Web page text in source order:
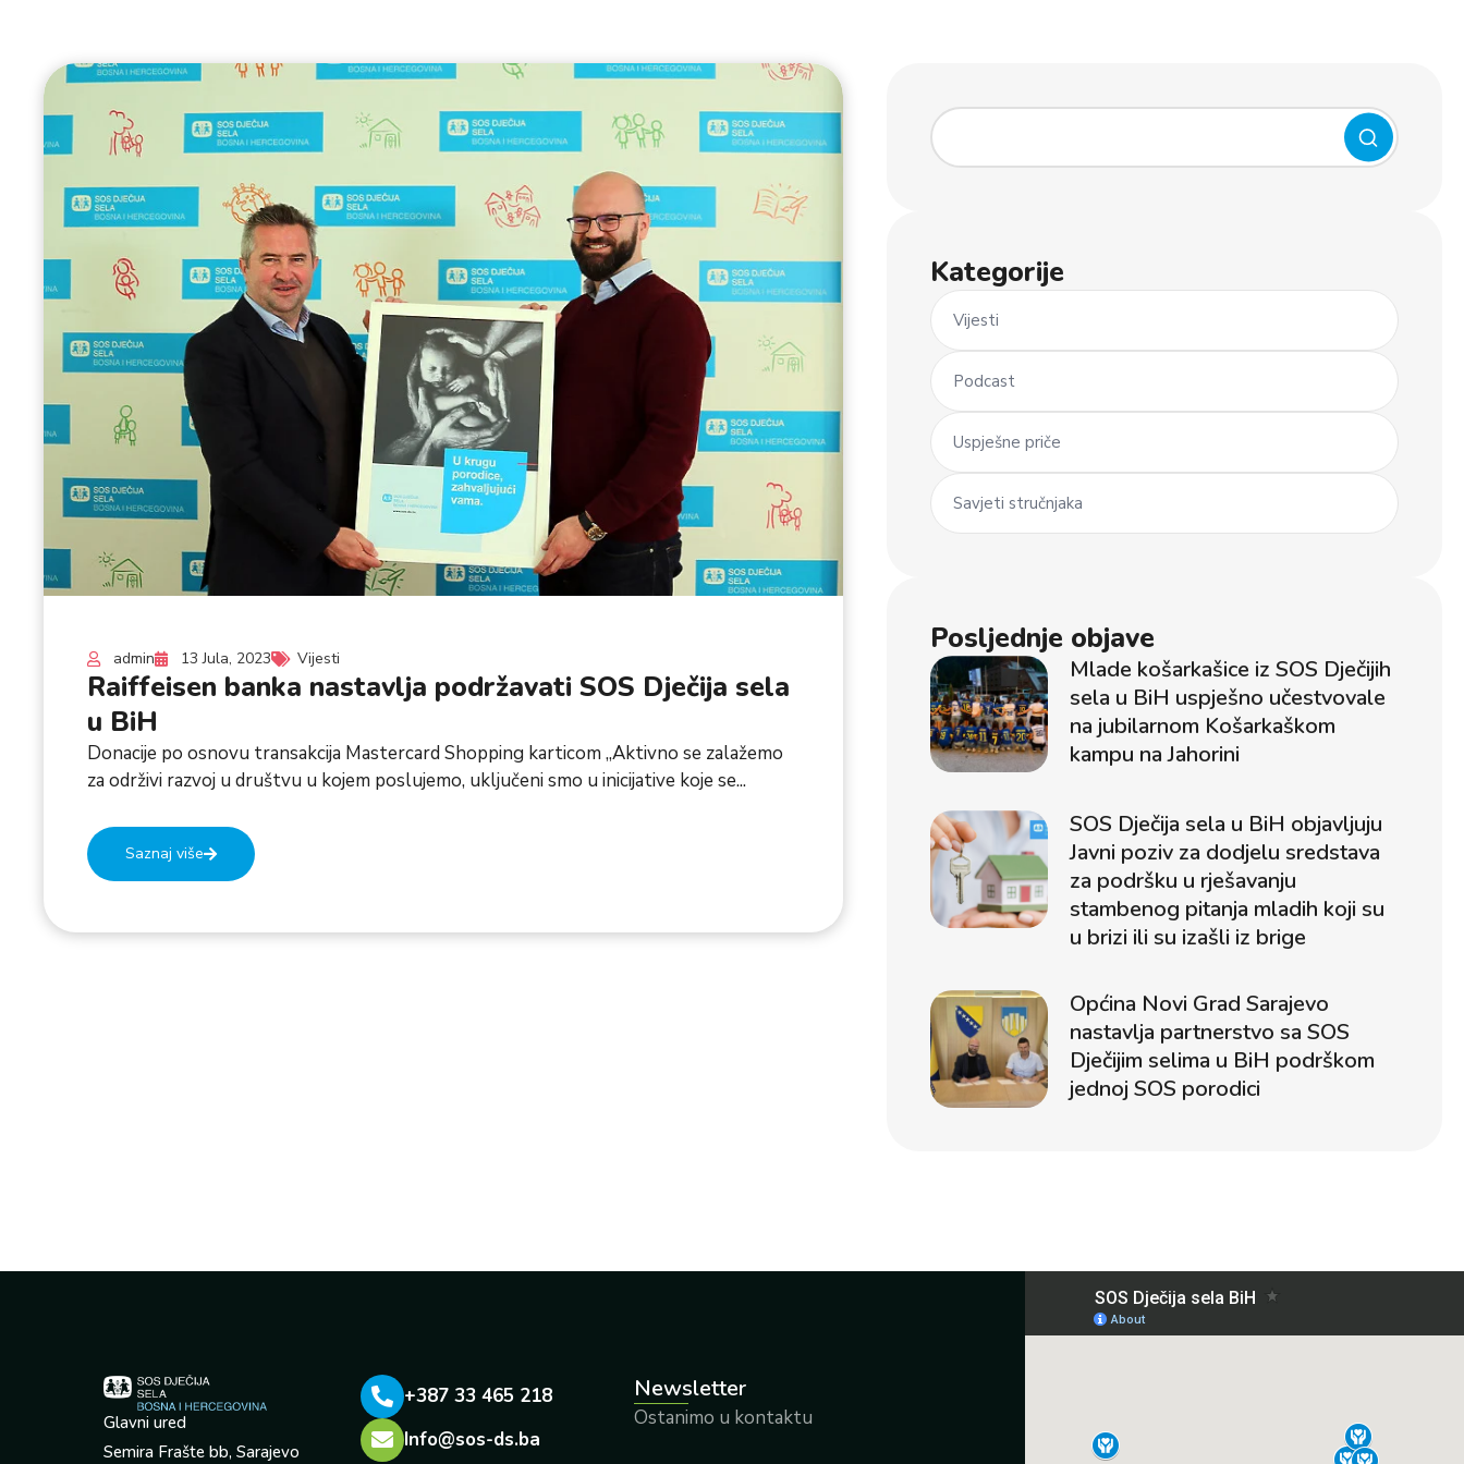
admin 13 Jula, 2023 Vijesti
Raiffeisen banka nastavlja podržavati SOS Dječija sela
u BiH
Donacije po osnovu transakcija Mastercard Shopping karticom „Aktivno se zalažemo
za održivi razvoj u društvu u kojem poslujemo, uključeni smo u inicijative koje se...
Saznaj više
Kategorije
Vijesti
Podcast
Uspješne priče
Savjeti stručnjaka
Posljednje objave
Mlade košarkašice iz SOS Dječijih
sela u BiH uspješno učestvovale
na jubilarnom Košarkaškom
kampu na Jahorini
SOS Dječija sela u BiH objavljuju
Javni poziv za dodjelu sredstava
za podršku u rješavanju
stambenog pitanja mladih koji su
u brizi ili su izašli iz brige
Općina Novi Grad Sarajevo
nastavlja partnerstvo sa SOS
Dječijim selima u BiH podrškom
jednoj SOS porodici
Glavni ured
Semira Frašte bb, Sarajevo
+387 33 465 218
Info@sos-ds.ba
Newsletter
Ostanimo u kontaktu